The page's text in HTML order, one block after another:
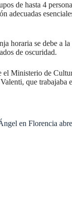
de hasta 4
adecuadas
horaria se debe a
de oscuridad.
el Ministerio de
que trabajaba
en Florencia